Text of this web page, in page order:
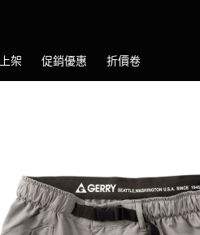
架 促銷優惠 折價卷